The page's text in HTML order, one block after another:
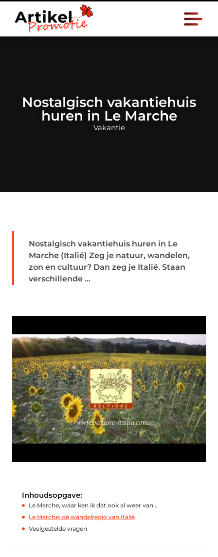
Nostalgisch vakantiehuis
huren in Le Marche
Vakantie
Nostalgisch vakantiehuis huren in Le
Marche (Italië) Zeg je natuur, wandelen,
zon en cultuur? Dan zeg je Italië. Staan
verschillende ...
Inhoudsopgave:
Le Marche, waar ken ik dat ook al weer van…
Le Marche: dé wandelregio van Italië
Veelgestelde vragen